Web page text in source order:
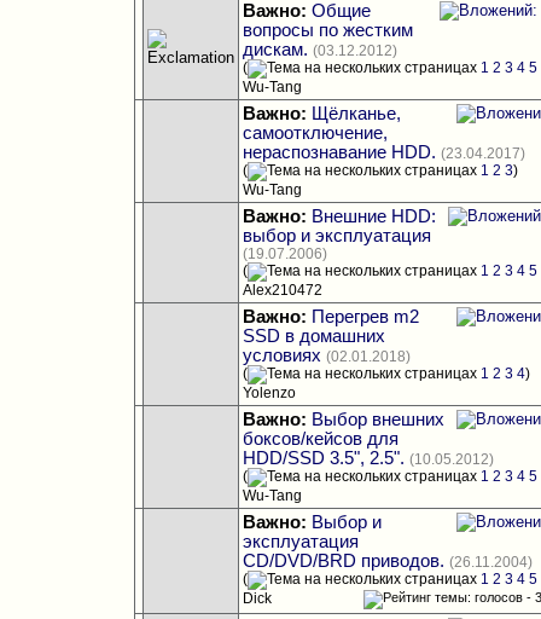
Важно: Общие
вопросы по жестким
дискам. (03.12.2012)
(
1 2 3 4 5
Wu-Tang
Важно: Щёлканье,
самоотключение,
нераспознавание HDD. (23.04.2017)
(
1 2 3)
Wu-Tang
Важно: Внешние HDD:
выбор и эксплуатация
(19.07.2006)
(
1 2 3 4 5
Alex210472
Важно: Перегрев m2
SSD в домашних
условиях (02.01.2018)
(
1 2 3 4)
Yolenzo
Важно: Выбор внешних
боксов/кейсов для
HDD/SSD 3.5", 2.5". (10.05.2012)
(
1 2 3 4 5
Wu-Tang
Важно: Выбор и
эксплуатация
CD/DVD/BRD приводов. (26.11.2004)
(
1 2 3 4 5
Dick